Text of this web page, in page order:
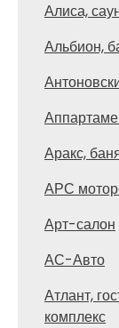
Алиса,
Альбион,
Аракс,
АРС
Арт-салон
АС-Авто
Атлант,
комплекс